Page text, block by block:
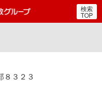
郵便局・日本郵政グルー
検索
TOP
８３２３